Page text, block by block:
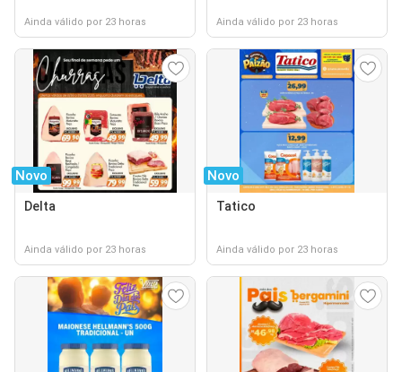
Ainda válido por 23 horas Ainda válido por 23 horas
Novo
Delta
Ainda válido por 23 horas
Novo
Tatico
Ainda válido por 23 horas